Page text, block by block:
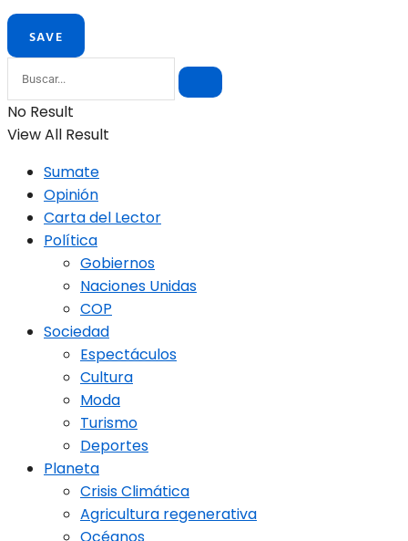
No Result
View All Result
Sumate
Opinión
Carta del Lector
Política
Gobiernos
Naciones Unidas
COP
Sociedad
Espectáculos
Cultura
Moda
Turismo
Deportes
Planeta
Crisis Climática
Agricultura regenerativa
Océanos